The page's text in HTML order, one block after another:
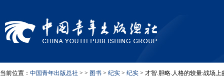
当前位置： 中国青年出版总社 > > 图书 > 纪实 > 纪实 > 才智.胆略.人格的较量:战场上